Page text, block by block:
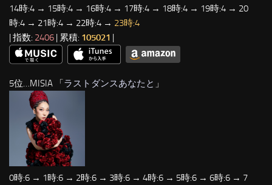
14時:4 → 15時:4 → 16時:4 → 17時:4 → 18時:4 → 19時:4 → 20
時:4 → 21時:4 → 22時:4 → 23時:4
| 指数: 2406 | 累積: 105021 |
5位…MISIA 「ラストダンスあなたと 」
0時:6 → 1時:6 → 2時:6 → 3時:6 → 4時:6 → 5時:6 → 6時:6 → 7